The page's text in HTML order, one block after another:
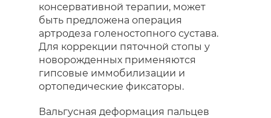
консервативной терапии, может
быть предложена операция
артродеза голеностопного сустава.
Для коррекции пяточной стопы у
новорожденных применяются
гипсовые иммобилизации и
ортопедические фиксаторы.
Вальгусная деформация пальцев